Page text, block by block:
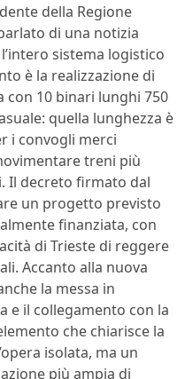
della Regione
di una notizia
sistema logistico
è la realizzazione di
con 10 binari lunghi 750
quella lunghezza è
i convogli merci
treni più
Il decreto firmato dal
un progetto previsto
finanziata, con
di Trieste di reggere
Accanto alla nuova
la messa in
e il collegamento con la
che chiarisce la
isolata, ma un
più ampia di